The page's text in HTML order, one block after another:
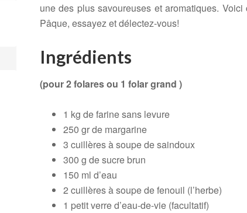
une des plus savoureuses et aromatiques.
Pâque, essayez et délectez-vous!
Ingrédients
(pour 2 folares ou 1 folar grand )
1 kg de farine sans levure
250 gr de margarine
3 cuillères à soupe de saindoux
300 g de sucre brun
150 ml d’eau
2 cuillères à soupe de fenouil (l’herbe)
1 petit verre d’eau-de-vie (facultatif)